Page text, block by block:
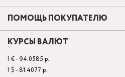
ПОМОЩЬ ПОКУПАТЕЛЮ
КУРСЫ ВАЛЮТ
1 € - 94.0585 р.
1 $ - 81.4077 р.